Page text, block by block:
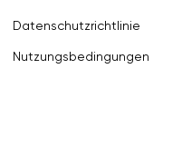
Datenschutzrichtlinie
Nutzungsbedingungen